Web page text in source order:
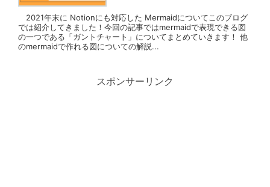
2021年末に Notionにも対応した Mermaidについてこのブログ
では紹介してきました！今回の記事ではmermaidで表現できる図
の一つである「ガントチャート」についてまとめていきます！ 他
のmermaidで作れる図についての解説...
スポンサーリンク